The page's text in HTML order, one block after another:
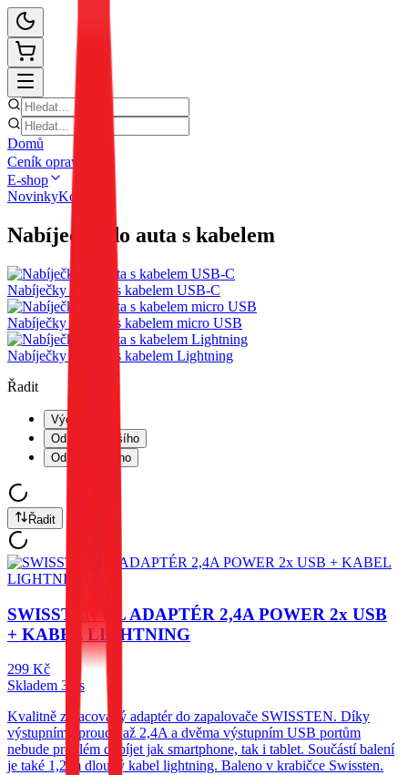
Domů
Ceník oprav
E-shop
NovinkyKontakt
Nabíječky do auta s kabelem
Nabíječky do auta s kabelem USB-C
Nabíječky do auta s kabelem micro USB
Nabíječky do auta s kabelem Lightning
Řadit
Výchozí
Od nejlevnějšího
Od nejdražšího
Řadit
SWISSTEN CL ADAPTÉR 2,4A POWER 2x USB
+ KABEL LIGHTNING
299 Kč
Skladem 3 ks
Kvalitně zpracovaný adaptér do zapalovače SWISSTEN. Díky
výstupnímu proudu až 2,4A a dvěma výstupním USB portům
nebude problém dobíjet jak smartphone, tak i tablet. Součástí balení
je také 1,2 m dlouhý kabel lightning. Baleno v krabičce Swissten.